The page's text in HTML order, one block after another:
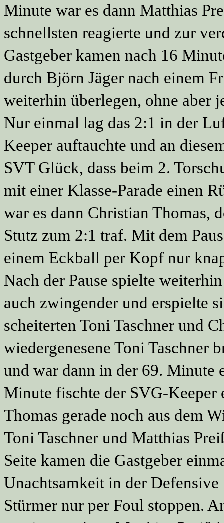
Minute war es dann Matthias
schnellsten reagierte und zur
Gastgeber kamen nach 16
durch Björn Jäger nach einem
weiterhin überlegen, ohne aber
Nur einmal lag das 2:1 in der
Keeper auftauchte und an
SVT Glück, dass beim 2.
mit einer Klasse-Parade einen
war es dann Christian Thomas,
Stutz zum 2:1 traf. Mit dem
einem Eckball per Kopf nur
Nach der Pause spielte
auch zwingender und erspielte
scheiterten Toni Taschner und
wiedergenesene Toni Taschner
und war dann in der 69. Minute
Minute fischte der SVG-Keeper
Thomas gerade noch aus dem
Toni Taschner und Matthias
Seite kamen die Gastgeber
Unachtsamkeit in der
Stürmer nur per Foul stoppen.